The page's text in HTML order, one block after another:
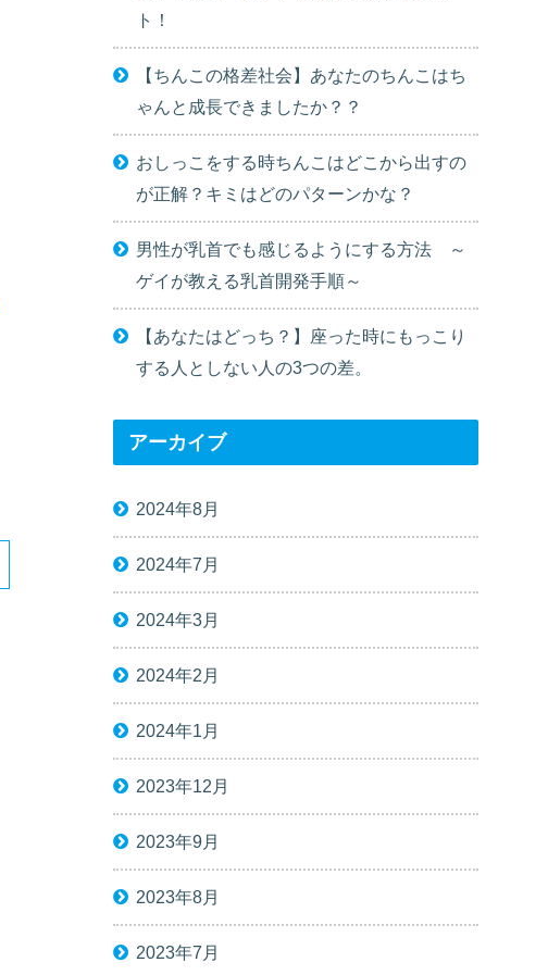
ト！
【ちんこの格差社会】あなたのちんこはち
ゃんと成長できましたか？？
おしっこをする時ちんこはどこから出すの
が正解？キミはどのパターンかな？
男性が乳首でも感じるようにする方法 ～
ゲイが教える乳首開発手順～
【あなたはどっち？】座った時にもっこり
する人としない人の3つの差。
アーカイブ
2024年8月
2024年7月
2024年3月
2024年2月
2024年1月
2023年12月
2023年9月
2023年8月
2023年7月